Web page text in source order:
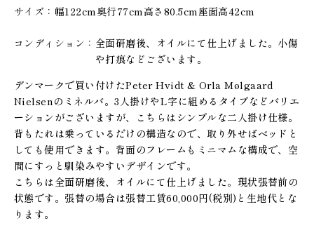
サイズ 幅122cm奥行77cm高さ80.5cm座面高42cm
コンディション
全面研磨後、オイルにて仕上げました。小傷
や打痕などございます。
デンマークで買い付けたPeter Hvidt & Orla Mølgaard
Nielsenのミネルバ。3人掛けやL字に組めるタイプなどバリエ
ーションがございますが、こちらはシンプルな二人掛け仕様。
背もたれは乗っているだけの構造なので、取り外せばベッドと
しても使用できます。背面のフレームもミニマムな構成で、空
間にすっと馴染みやすいデザインです。
こちらは全面研磨後、オイルにて仕上げました。現状張替前の
状態です。張替の場合は張替工賃60,000円(税別)と生地代とな
ります。